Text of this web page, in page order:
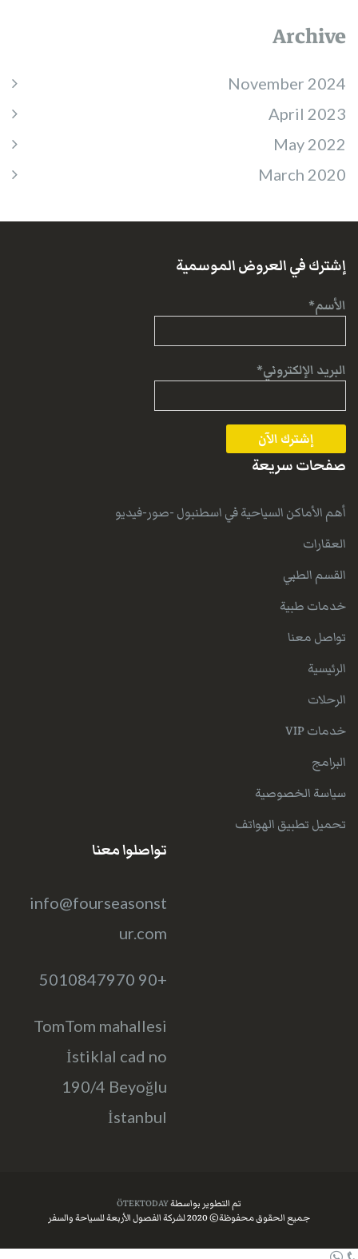
Archive
November 2024
April 2023
May 2022
March 2020
إشترك في العروض الموسمية
الأسم*
البريد الإلكتروني*
صفحات سريعة
أهم الأماكن السياحية في اسطنبول -صور-فيديو
العقارات
القسم الطبي
خدمات طبية
تواصل معنا
الرئيسية
الرحلات
خدمات VIP
البرامج
سياسة الخصوصية
تحميل تطبيق الهواتف
تواصلوا معنا
info@fourseasonst
ur.com
+90 5010847970
TomTom mahallesi
İstiklal cad no
190/4 Beyoğlu
İstanbul
تم التطوير بواسطةÖTEKTODAY
جميع الحقوق محفوظة© 2020 لشركة الفصول الأربعة للسياحة والسفر